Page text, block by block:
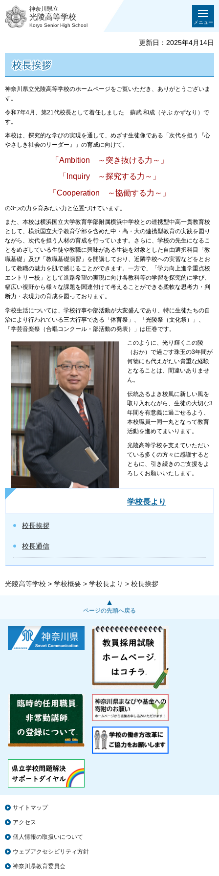
神奈川県立
光陵高等学校
Koryo Senior High School
メニュー
更新日：2025年4月14日
校長挨拶
神奈川県立光陵高等学校のホームページをご覧いただき、ありがとうございま
す。
令和7年4月、第21代校長として着任しました 蘇武 和成（そぶ かずなり）で
す。
本校は、探究的な学びの実現を通して、めざす生徒像である「次代を担う『心
やさしき社会のリーダー』」の育成に向けて、
「Ambition ～突き抜ける力～」
「Inquiry ～探究する力～」
「Cooperation ～協働する力～」
の3つの力を育みたい力と位置づけています。
また、本校は横浜国立大学教育学部附属横浜中学校との連携型中高一貫教育校
として、横浜国立大学教育学部を含めた中・高・大の連携型教育の実践を図り
ながら、次代を担う人材の育成を行っています。さらに、学校の先生になるこ
とをめざしている生徒や教職に興味がある生徒を対象とした自由選択科目「教
職基礎」及び「教職基礎演習」を開講しており、近隣学校への実習などをとお
して教職の魅力を肌で感じることができます。一方で、「学力向上進学重点校
エントリー校」として進路希望の実現に向け各教科等の学習を探究的に学び、
幅広い視野から様々な課題を関連付けて考えることができる柔軟な思考力・判
断力・表現力の育成を図っております。
学校生活については、学校行事や部活動が大変盛んであり、特に生徒たちの自
治により行われている三大行事である「体育祭」、「光陵祭（文化祭）」、
「学芸音楽祭（合唱コンクール・部活動の発表）」は圧巻です。
このように、光り輝くこの陵
（おか）で過ごす珠玉の3年間が
何物にも代えがたい貴重な経験
となることは、間違いありませ
ん。
伝統あるよき校風に新しい風を
取り入れながら、生徒の大切な3
年間を有意義に過ごせるよう、
本校職員一同一丸となって教育
活動を進めてまいります。
光陵高等学校を支えていただい
ている多くの方々に感謝すると
ともに、引き続きのご支援をよ
ろしくお願いいたします。
学校長より
校長挨拶
校長通信
光陵高等学校 > 学校概要 > 学校長より > 校長挨拶
ページの先頭へ戻る
サイトマップ
アクセス
個人情報の取扱いについて
ウェブアクセシビリティ方針
神奈川県教育委員会